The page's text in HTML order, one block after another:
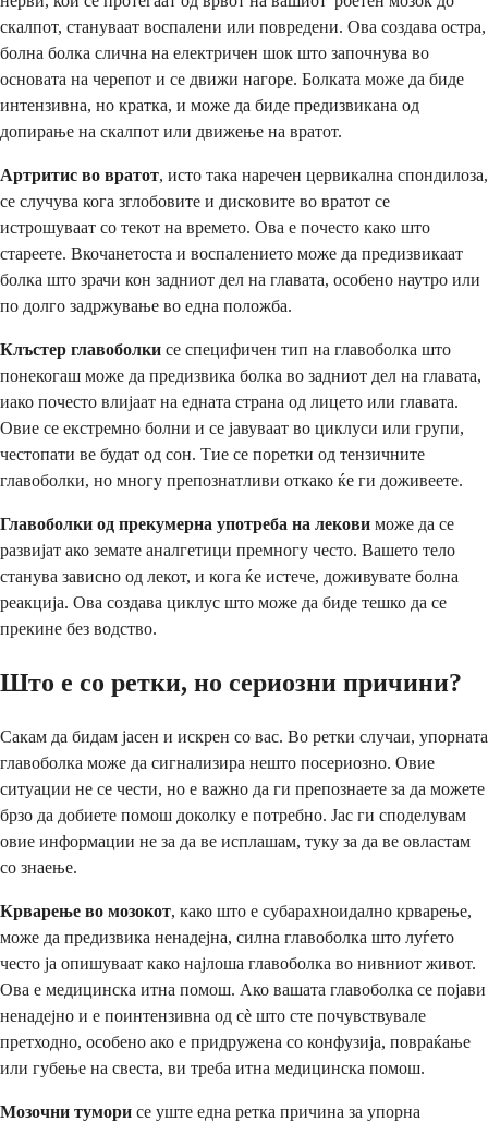
скалпот, стануваат воспалени или повредени. Ова создава остра,
болна болка слична на електричен шок што започнува во
основата на черепот и се движи нагоре. Болката може да биде
интензивна, но кратка, и може да биде предизвикана од
допирање на скалпот или движење на вратот.
Артритис во вратот, исто така наречен цервикална спондилоза,
се случува кога зглобовите и дисковите во вратот се
истрошуваат со текот на времето. Ова е почесто како што
стареете. Вкочанетоста и воспалението може да предизвикаат
болка што зрачи кон задниот дел на главата, особено наутро или
по долго задржување во една положба.
Клъстер главоболки се специфичен тип на главоболка што
понекогаш може да предизвика болка во задниот дел на главата,
иако почесто влијаат на едната страна од лицето или главата.
Овие се екстремно болни и се јавуваат во циклуси или групи,
честопати ве будат од сон. Тие се поретки од тензичните
главоболки, но многу препознатливи откако ќе ги доживеете.
Главоболки од прекумерна употреба на лекови може да се
развијат ако земате аналгетици премногу често. Вашето тело
станува зависно од лекот, и кога ќе истече, доживувате болна
реакција. Ова создава циклус што може да биде тешко да се
прекине без водство.
Што е со ретки, но сериозни причини?
Сакам да бидам јасен и искрен со вас. Во ретки случаи, упорната
главоболка може да сигнализира нешто посериозно. Овие
ситуации не се чести, но е важно да ги препознаете за да можете
брзо да добиете помош доколку е потребно. Јас ги споделувам
овие информации не за да ве исплашам, туку за да ве овластам
со знаење.
Крварење во мозокот, како што е субарахноидално крварење,
може да предизвика ненадејна, силна главоболка што луѓето
често ја опишуваат како најлоша главоболка во нивниот живот.
Ова е медицинска итна помош. Ако вашата главоболка се појави
ненадејно и е поинтензивна од сè што сте почувствувале
претходно, особено ако е придружена со конфузија, повраќање
или губење на свеста, ви треба итна медицинска помош.
Мозочни тумори се уште една ретка причина за упорна